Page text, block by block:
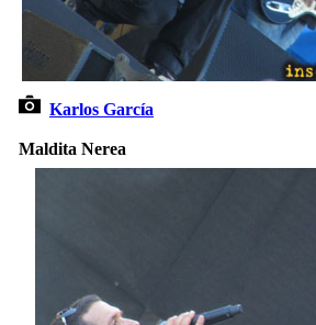
Karlos García
Maldita Nerea